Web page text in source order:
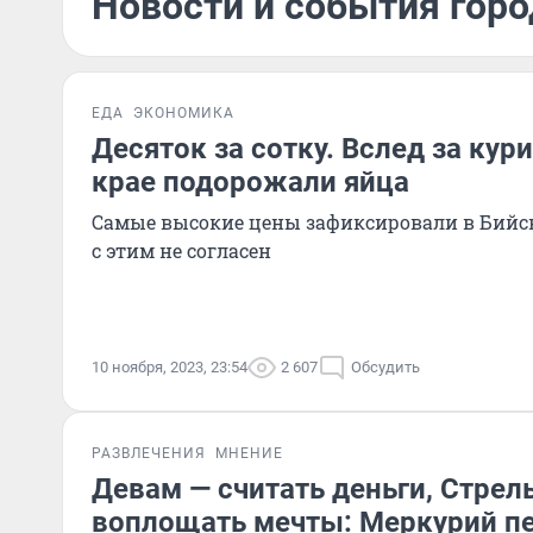
ЕДА ЭКОНОМИКА
Десяток за сотку. Вслед за
крае подорожали яйца
Самые высокие цены зафиксировали в
с этим не согласен
10 ноября, 2023, 23:54 2 607 Обсудить
РАЗВЛЕЧЕНИЯ МНЕНИЕ
Девам — считать деньги,
воплощать мечты: Меркурий